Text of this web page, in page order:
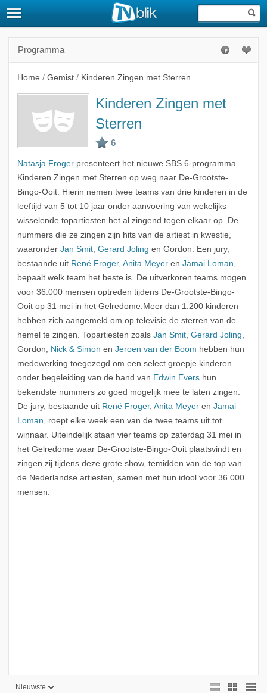
Programma
Home / Gemist / Kinderen Zingen met Sterren
Kinderen Zingen met
Sterren
Natasja Frogerpresenteert het nieuwe SBS 6-programma
Kinderen Zingen met Sterren op weg naar De-Grootste-
Bingo-Ooit. Hierin nemen twee teams van drie kinderen in de
leeftijd van 5 tot 10 jaar onder aanvoering van wekelijks
wisselende topartiesten het al zingend tegen elkaar op. De
nummers die ze zingen zijn hits van de artiest in kwestie,
waaronder Jan Smit, Gerard Joling en Gordon. Een jury,
bestaande uit René Froger, Anita Meyeren Jamai Loman,
bepaalt welk team het beste is. De uitverkoren teams mogen
voor 36.000 mensen optreden tijdens De-Grootste-Bingo-
Ooit op 31 mei in het Gelredome.Meer dan 1.200 kinderen
hebben zich aangemeld om op televisie de sterren van de
hemel te zingen. Topartiesten zoals Jan Smit, Gerard Joling,
Gordon, Nick & Simon en Jeroen van der Boom hebben hun
medewerking toegezegd om een select groepje kinderen
onder begeleiding van de band van Edwin Evershun
bekendste nummers zo goed mogelijk mee te laten zingen.
De jury, bestaande uit René Froger, Anita Meyeren Jamai
Loman, roept elke week een van de twee teams uit tot
winnaar. Uiteindelijk staan vier teams op zaterdag 31 mei in
het Gelredome waar De-Grootste-Bingo-Ooit plaatsvindt en
zingen zij tijdens deze grote show, temidden van de top van
de Nederlandse artiesten, samen met hun idool voor 36.000
mensen.
Nieuwste